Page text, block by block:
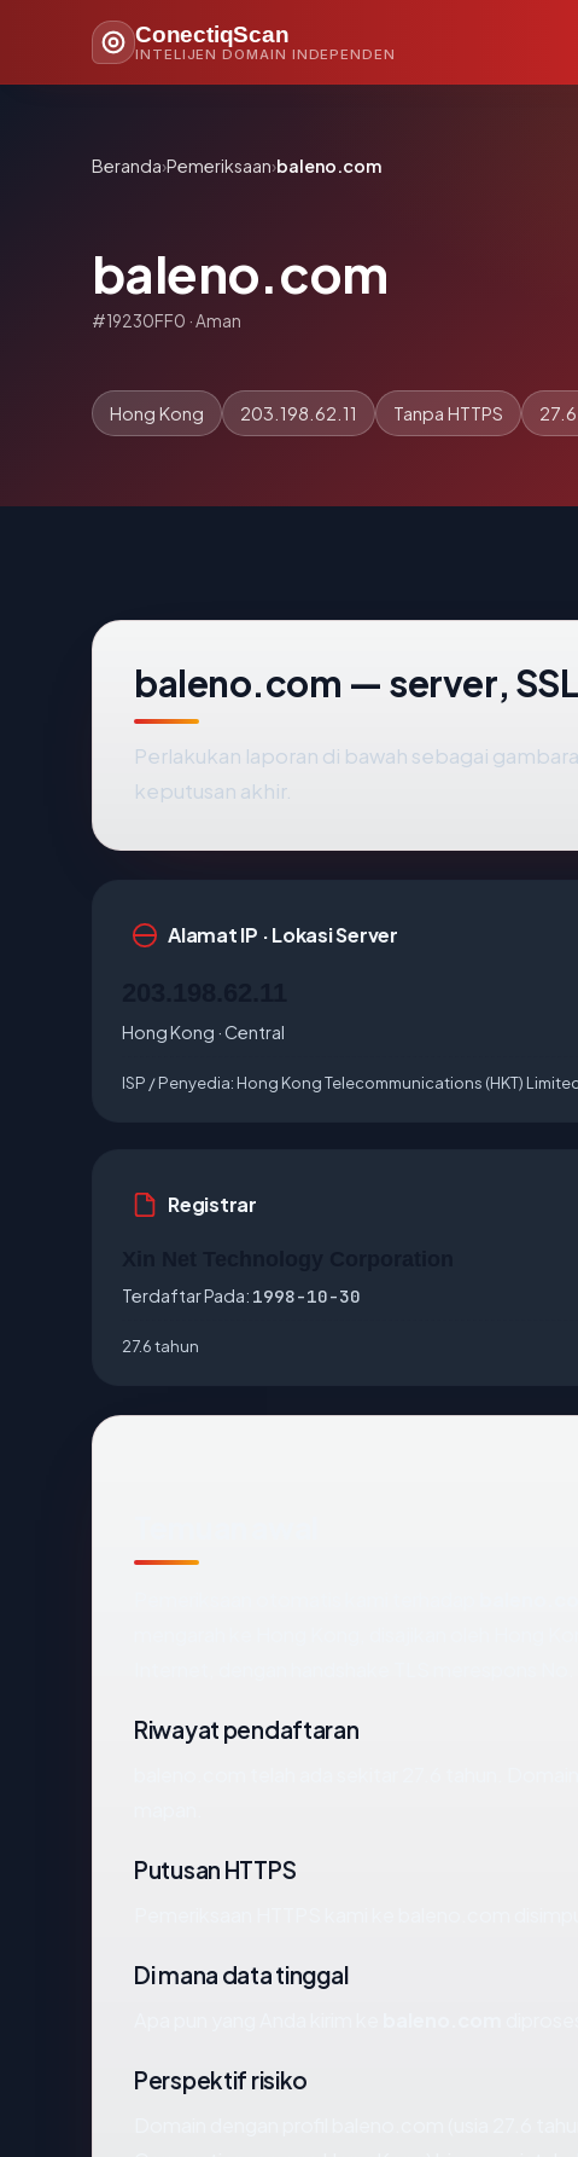
ConectiqScan
INTELIJEN DOMAIN INDEPENDEN
Beranda›Pemeriksaan›baleno.com
baleno.com
#19230FF0 · Aman
Hong Kong 203.198.62.11 Tanpa HTTPS
baleno.com — server,
Perlakukan laporan di bawah sebagai
keputusan akhir.
Alamat IP · Lokasi Server
Hong Kong · Central
ISP / Penyedia: Hong Kong Telecommunications (HKT)
Registrar
Terdaftar Pada: 1998-10-30
27.6 tahun
Riwayat pendaftaran
Putusan HTTPS
Di mana data tinggal
Perspektif risiko